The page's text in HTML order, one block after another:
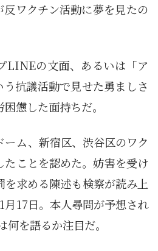
ワクチン活動に夢を見たの
LINEの文面、あるいは「ア
う抗議活動で見せた勇ましさ
憊した面持ちだ。
ーム、新宿区、渋谷区のワク
たことを認めた。妨害を受け
求める陳述も検察が読み上
月17日。本人尋問が予想され
何を語るか注目だ。